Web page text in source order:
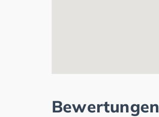
Bewertungen